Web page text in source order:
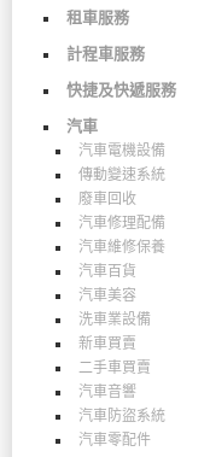
租車服務
計程車服務
快捷及快遞服務
汽車
汽車電機設備
傳動變速系統
廢車回收
汽車修理配備
汽車維修保養
汽車百貨
汽車美容
洗車業設備
新車買賣
二手車買賣
汽車音響
汽車防盜系統
汽車零配件